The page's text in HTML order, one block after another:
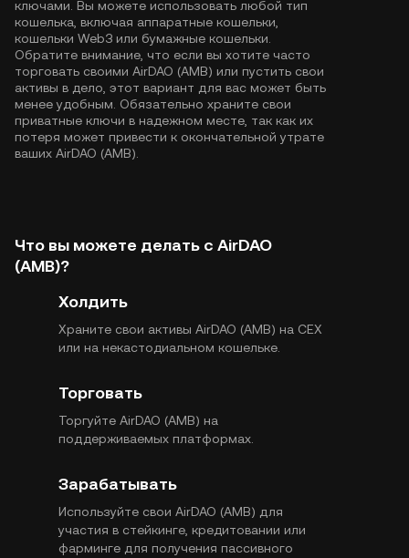
ключами. Вы можете использовать любой тип
кошелька, включая аппаратные кошельки,
кошельки Web3 или бумажные кошельки.
Обратите внимание, что если вы хотите часто
торговать своими AirDAO (AMB) или пустить свои
активы в дело, этот вариант для вас может быть
менее удобным. Обязательно храните свои
приватные ключи в надежном месте, так как их
потеря может привести к окончательной утрате
ваших AirDAO (AMB).
Что вы можете делать с AirDAO
(AMB)?
Холдить
Храните свои активы AirDAO (AMB) на CEX
или на некастодиальном кошельке.
Торговать
Торгуйте AirDAO (AMB) на
поддерживаемых платформах.
Зарабатывать
Используйте свои AirDAO (AMB) для
участия в стейкинге, кредитовании или
фарминге для получения пассивного